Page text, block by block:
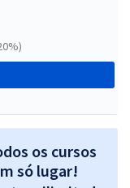
os cursos
só lugar!